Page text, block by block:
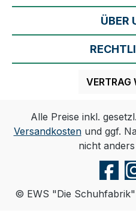
ÜBER
VERTRAG
Alle Preise inkl.
Versandkostenund ggf.
nicht
© EWS "Die Schuhfabrik"